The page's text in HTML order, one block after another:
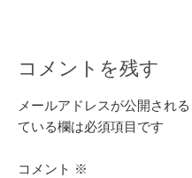
コメントを残す
メールアドレスが公開される
ている欄は必須項目です
コメント ※